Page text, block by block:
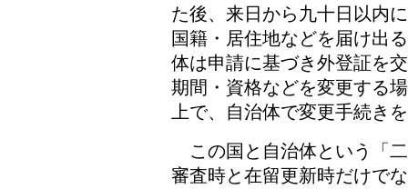
た後、来日から九十日以内
国籍・居住地などを届け出
体は申請に基づき外登証を
期間・資格などを変更する
上で、自治体で変更手続き
この国と自治体という「
審査時と在留更新時だけで